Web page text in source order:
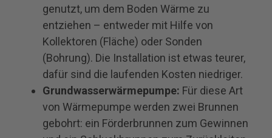
genutzt, um dem Boden Wärme zu
entziehen – entweder mit Hilfe von
Kollektoren (Fläche) oder Sonden
(Bohrung). Die Installation ist etwas teurer,
dafür sind die laufenden Kosten niedriger.
Grundwasserwärmepumpe: Für diese Art
von Wärmepumpe werden zwei Brunnen
gebohrt: ein Förderbrunnen zum Gewinnen